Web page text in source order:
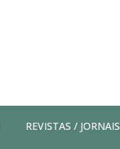
REVISTAS / JORNAIS